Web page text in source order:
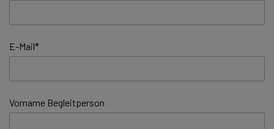
E-Mail*
Vorname Begleitperson